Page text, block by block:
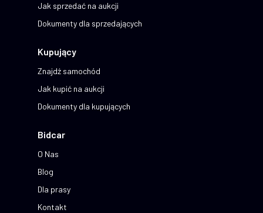
Jak sprzedać na aukcji
Dokumenty dla sprzedających
Kupujący
Znajdź samochód
Jak kupić na aukcji
Dokumenty dla kupujących
Bidcar
O Nas
Blog
Dla prasy
Kontakt